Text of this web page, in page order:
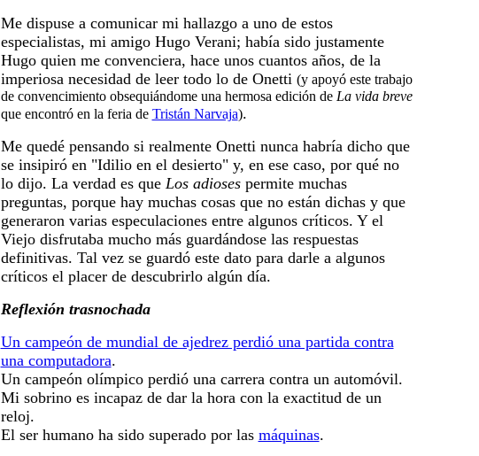
Me dispuse a comunicar mi hallazgo a uno de estos
especialistas, mi amigo Hugo Verani; había sido justamente
Hugo quien me convenciera, hace unos cuantos años, de la
imperiosa necesidad de leer todo lo de Onetti (y apoyó este trabajo
de convencimiento obsequiándome una hermosa edición de La vida breve
que encontró en la feria de Tristán Narvaja).
Me quedé pensando si realmente Onetti nunca habría dicho que
se insipiró en "Idilio en el desierto" y, en ese caso, por qué no
lo dijo. La verdad es que Los adiosespermite muchas
preguntas, porque hay muchas cosas que no están dichas y que
generaron varias especulaciones entre algunos críticos. Y el
Viejo disfrutaba mucho más guardándose las respuestas
definitivas. Tal vez se guardó este dato para darle a algunos
críticos el placer de descubrirlo algún día.
Reflexión trasnochada
Un campeón de mundial de ajedrez perdió una partida contra
una computadora.
Un campeón olímpico perdió una carrera contra un automóvil.
Mi sobrino es incapaz de dar la hora con la exactitud de un
reloj.
El ser humano ha sido superado por las máquinas.